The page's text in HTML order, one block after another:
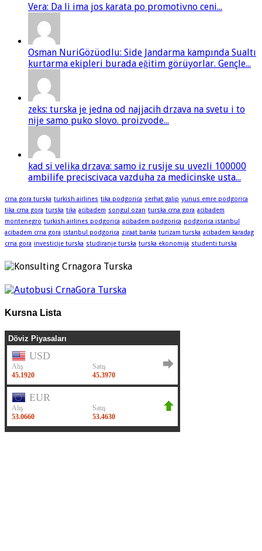
Vera: Da li ima jos karata po promotivno ceni...
Osman NuriGözüodlu: Side Jandarma kampında Sualtı
kurtarma ekipleri burada eğitim görüyorlar. Gençle...
zeks: turska je jedna od najjacih drzava na svetu i to
nije samo puko slovo. proizvode...
kad si velika drzava: samo iz rusije su uvezli 100000
ambilife preciscivaca vazduha za medicinske usta...
crna gora turska turkish airlines tika podgorica serhat galip yunus emre podgorica
tika crna gora turska tika acibadem songul ozan turska crna gora acibadem
montenegro turkish airlines podgorica acibadem podgorica podgorica istanbul
acibadem crna gora istanbul podgorica ziraat banka turizam turska acibadem karadag
crna gora investicije turska studiranje turska turska ekonomija studenti turska
Kursna Lista